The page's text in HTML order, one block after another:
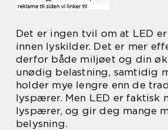
Det er ingen tvil om at LED
innen lyskilder. Det er mer
derfor både miljøet og din
unødig belastning, samtidig
holder mye lengre enn de
lyspærer. Men LED er faktisk
lyspærer, og gir deg mange
belysning.